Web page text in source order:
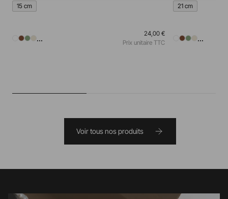
15 cm
...
24,00 €
Prix unitaire TTC
21 cm
...
Voir tous nos produits